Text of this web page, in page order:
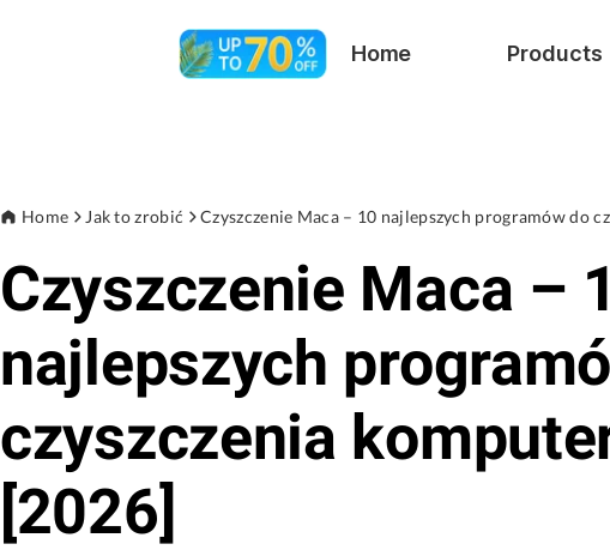
Home Products
Home Jak to zrobić Czyszczenie Maca – 10 najlepszych programów do
Czyszczenie Maca –
najlepszych
czyszczenia
[2026]